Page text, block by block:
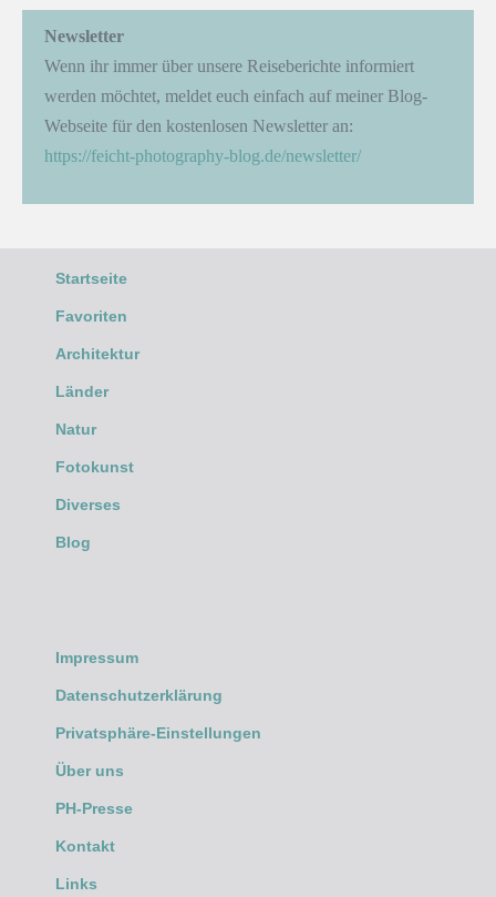
Newsletter
Wenn ihr immer über unsere Reiseberichte informiert
werden möchtet, meldet euch einfach auf meiner Blog-
Webseite für den kostenlosen Newsletter an:
https://feicht-photography-blog.de/newsletter/
Startseite
Favoriten
Architektur
Länder
Natur
Fotokunst
Diverses
Blog
Impressum
Datenschutzerklärung
Privatsphäre-Einstellungen
Über uns
PH-Presse
Kontakt
Links